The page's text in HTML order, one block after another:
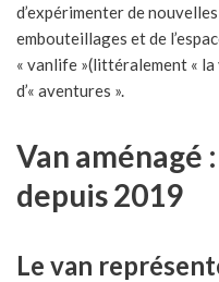
d’expérimenter de
embouteillages et de
« vanlife »(littéralement « la
d’« aventures ».
Van aménagé
depuis 2019
Le van